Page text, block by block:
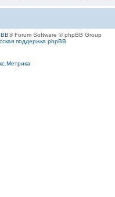
® Forum Software © phpBB Group
поддержка phpBB